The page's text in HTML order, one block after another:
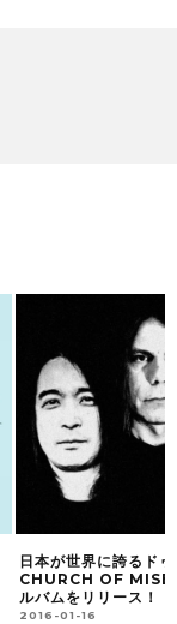
日本が世界に誇るド
CHURCH OF
ルバムをリリース！
2016-01-16